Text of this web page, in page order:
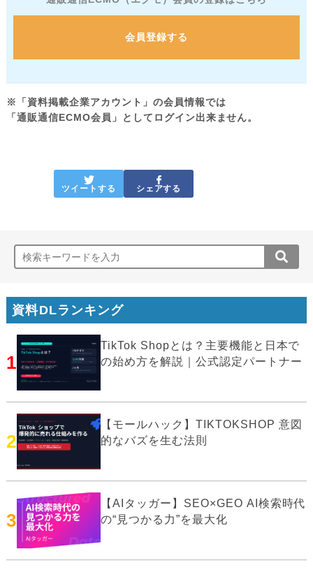
会員登録する
※「資料掲載企業アカウント」の会員情報では
「通販通信ECMO会員」としてログイン出来ません。
ツイートする シェアする
資料DLランキング
1
TikTok Shopとは？主要機能と日本で
の始め方を解説｜公式認定パートナー
2
【モールハック】TIKTOKSHOP 意図
的なバズを生む法則
3
【AIタッガー】SEO×GEO AI検索時代
の“見つかる力”を最大化